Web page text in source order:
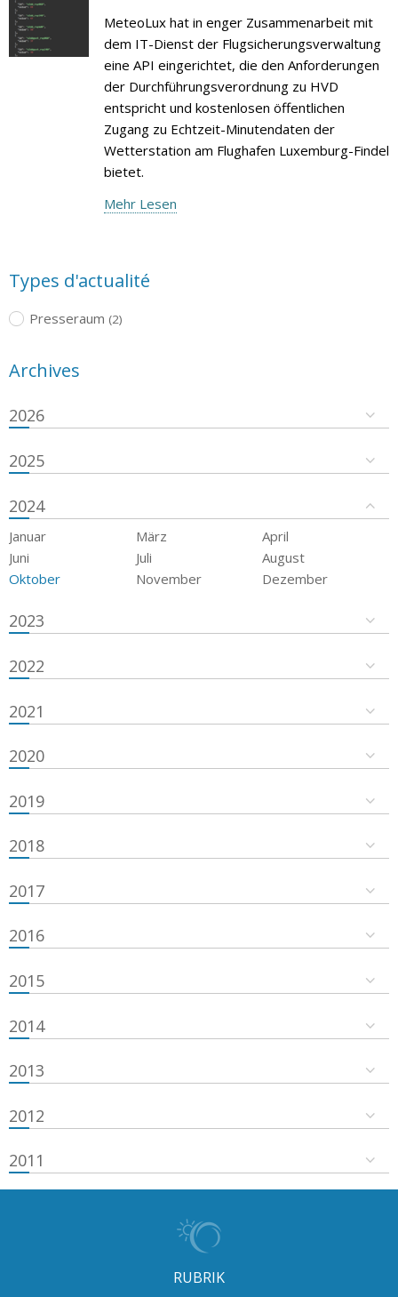
MeteoLux hat in enger Zusammenarbeit mit
dem IT-Dienst der Flugsicherungsverwaltung
eine API eingerichtet, die den Anforderungen
der Durchführungsverordnung zu HVD
entspricht und kostenlosen öffentlichen
Zugang zu Echtzeit-Minutendaten der
Wetterstation am Flughafen Luxemburg-Findel
bietet.
Mehr Lesen
Types d'actualité
Presseraum (2)
Archives
2026
2025
2024
Januar März
April
Juni
Juli
August
Oktober
November Dezember
2023
2022
2021
2020
2019
2018
2017
2016
2015
2014
2013
2012
2011
RUBRIK